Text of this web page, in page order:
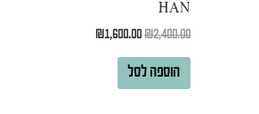
HAN
₪2,400.00
₪1,600.00
הוספה לסל